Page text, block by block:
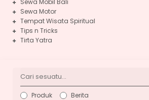
Sewa Motor
Tempat Wisata Spiritual
Tips n Tricks
Tirta Yatra
Produk Berita